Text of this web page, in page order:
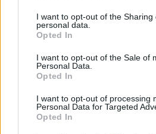
not limited to your visit or usage
grant or deny consent to Google
use your data for below specified
consent section.
I want to opt-out of the Sharing
personal data.
Opted In
I want to opt-out of the Sale of
Personal Data.
Opted In
I want to opt-out of processing
Personal Data for Targeted
Opted In